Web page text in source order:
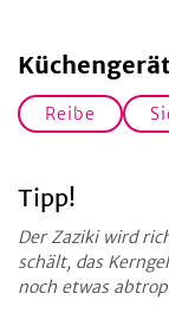
Reibe
Tipp!
Der Zaziki wird
schält, das
noch etwas